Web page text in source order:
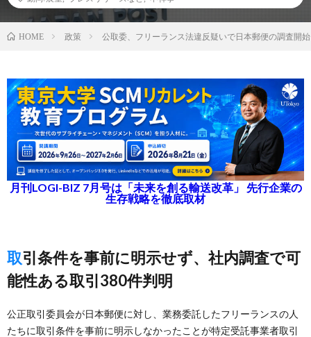
HOME 政策 公取委、フリーランス法違反疑いで日本郵便の調査開始
月刊LOGI-BIZ 7月号は「未来を創る輸送改革」 先行企業の
生存戦略を徹底取材
取引条件を事前に明示せず、社内調査で可
能性ある取引380件判明
公正取引委員会が日本郵便に対し、業務委託したフリーランスの人
たちに取引条件を事前に明示しなかったことが特定受託事業者取引